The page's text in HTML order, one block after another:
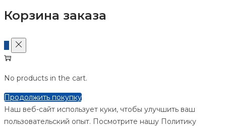
Корзина заказа
0
No products in the cart.
Продолжить покупку
Наш веб-сайт использует куки, чтобы улучшить ваш
пользовательский опыт. Посмотрите нашу Политику